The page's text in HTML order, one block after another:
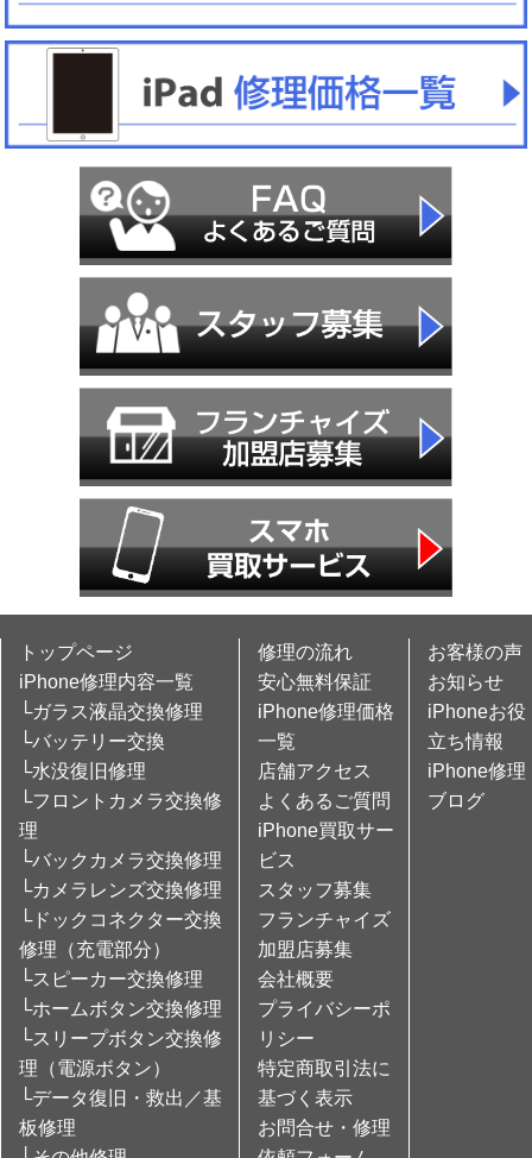
トップページ
iPhone修理内容一覧
└ガラス液晶交換修理
└バッテリー交換
└水没復旧修理
└フロントカメラ交換修
理
└バックカメラ交換修理
└カメラレンズ交換修理
└ドックコネクター交換
修理（充電部分）
└スピーカー交換修理
└ホームボタン交換修理
└スリープボタン交換修
理（電源ボタン）
└データ復旧・救出／基
板修理
修理の流れ
安心無料保証
iPhone修理価格
一覧
店舗アクセス
よくあるご質問
iPhone買取サー
ビス
スタッフ募集
フランチャイズ
加盟店募集
会社概要
プライバシーポ
リシー
特定商取引法に
基づく表示
お問合せ・修理
お客様の声
お知らせ
iPhoneお役
立ち情報
iPhone修理
ブログ